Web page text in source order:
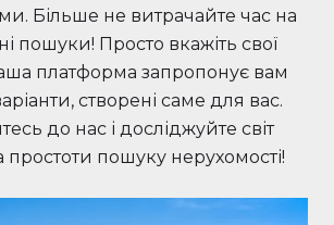
Більше не витрачайте час на
пошуки! Просто вкажіть свої
платформа запропонує вам
створені саме для вас.
до нас і досліджуйте світ
простоти пошуку нерухомості!